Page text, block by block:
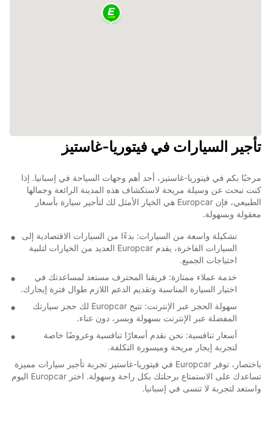
تأجير السيارات في فيتوريا-غاستيز
مرحبًا بكم في فيتوريا-غاستيز، أحد أهم وجهات السياحة في إسبانيا. إذا
كنت تبحث عن وسيلة مريحة لاستكشاف هذه المدينة الرائعة وجمالها
الطبيعي، فإن Europcar هي الخيار الأمثل لك لتأجير سيارة بأسعار
معقولة وبسهولة.
تشكيلة واسعة من السيارات: بدءًا من السيارات الاقتصادية إلى
السيارات الفاخرة، يقدم Europcar العديد من الخيارات لتلبية
احتياجات الجميع.
خدمة عملاء ممتازة: فريقنا المحترف مستعد لمساعدتك في
اختيار السيارة المناسبة وتقديم الدعم اللازم طوال فترة إيجارك.
سهولة الحجز عبر الإنترنت: تتيح Europcar لك حجز سيارتك
المفضلة عبر الإنترنت بسهولة ويسر، دون عناء.
أسعار تنافسية: نحن نقدم أسعارًا تنافسية وعروضًا خاصة
لتجربة إيجار مريحة وميسورة التكلفة.
باختصار، توفر Europcar في فيتوريا-غاستيز تجربة تأجير سيارات مميزة
تساعدك على الاستمتاع برحلتك بكل راحة وسهولة. اختر Europcar اليوم
واستعد لتجربة لا تنسى في إسبانيا.